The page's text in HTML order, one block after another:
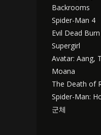
Backrooms
Spider-Man 4
Evil Dead Burn
Supergirl
Avatar: Aang,
Moana
The Death of
Spider-Man:
군체